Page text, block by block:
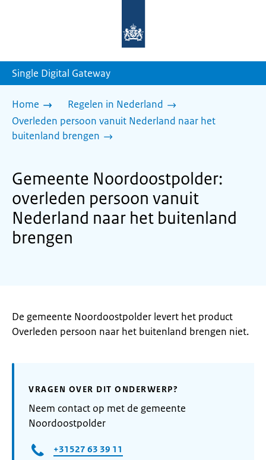
homepage
Single Digital Gateway
Home
Regelen in Nederland
Overleden persoon vanuit Nederland naar het
buitenland brengen
Gemeente Noordoostpolder:
overleden persoon vanuit
Nederland naar het buitenland
brengen
De gemeente Noordoostpolder levert het product
Overleden persoon naar het buitenland brengen niet.
VRAGEN OVER DIT ONDERWERP?
Neem contact op met de gemeente
Noordoostpolder
+31527 63 39 11